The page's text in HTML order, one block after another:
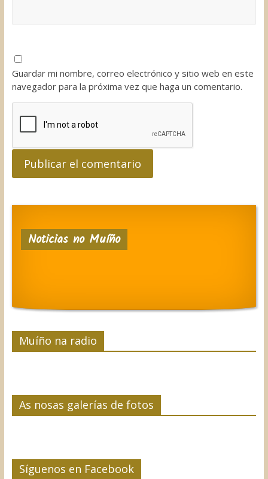
Guardar mi nombre, correo electrónico y sitio web en este
navegador para la próxima vez que haga un comentario.
Noticias no Muíño
Muíño na radio
As nosas galerías de fotos
Síguenos en Facebook